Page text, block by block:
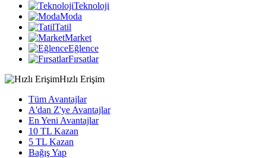
Teknoloji
Moda
Tatil
Market
Eğlence
Fırsatlar
Hızlı Erişim
Tüm Avantajlar
A'dan Z'ye Avantajlar
En Yeni Avantajlar
10 TL Kazan
5 TL Kazan
Bağış Yap